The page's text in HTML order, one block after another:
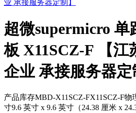
超微supermicro 单
板 X11SCZ-F 【江
企业 承接服务器定
产品库存MBD-X11SCZ-FX11SCZ-F
寸9.6 英寸 x 9.6 英寸（24.38 厘米 x